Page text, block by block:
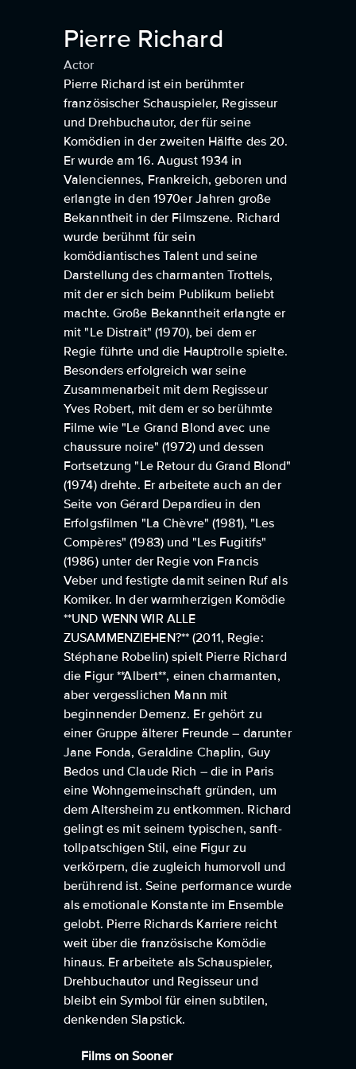
Pierre Richard
Actor
Pierre Richard ist ein berühmter
französischer Schauspieler, Regisseur
und Drehbuchautor, der für seine
Komödien in der zweiten Hälfte des 20.
Er wurde am 16. August 1934 in
Valenciennes, Frankreich, geboren und
erlangte in den 1970er Jahren große
Bekanntheit in der Filmszene. Richard
wurde berühmt für sein
komödiantisches Talent und seine
Darstellung des charmanten Trottels,
mit der er sich beim Publikum beliebt
machte. Große Bekanntheit erlangte er
mit "Le Distrait" (1970), bei dem er
Regie führte und die Hauptrolle spielte.
Besonders erfolgreich war seine
Zusammenarbeit mit dem Regisseur
Yves Robert, mit dem er so berühmte
Filme wie "Le Grand Blond avec une
chaussure noire" (1972) und dessen
Fortsetzung "Le Retour du Grand Blond"
(1974) drehte. Er arbeitete auch an der
Seite von Gérard Depardieu in den
Erfolgsfilmen "La Chèvre" (1981), "Les
Compères" (1983) und "Les Fugitifs"
(1986) unter der Regie von Francis
Veber und festigte damit seinen Ruf als
Komiker. In der warmherzigen Komödie
**UND WENN WIR ALLE
ZUSAMMENZIEHEN?** (2011, Regie:
Stéphane Robelin) spielt Pierre Richard
die Figur **Albert**, einen charmanten,
aber vergesslichen Mann mit
beginnender Demenz. Er gehört zu
einer Gruppe älterer Freunde – darunter
Jane Fonda, Geraldine Chaplin, Guy
Bedos und Claude Rich – die in Paris
eine Wohngemeinschaft gründen, um
dem Altersheim zu entkommen. Richard
gelingt es mit seinem typischen, sanft-
tollpatschigen Stil, eine Figur zu
verkörpern, die zugleich humorvoll und
berührend ist. Seine performance wurde
als emotionale Konstante im Ensemble
gelobt. Pierre Richards Karriere reicht
weit über die französische Komödie
hinaus. Er arbeitete als Schauspieler,
Drehbuchautor und Regisseur und
bleibt ein Symbol für einen subtilen,
denkenden Slapstick.
Films on Sooner